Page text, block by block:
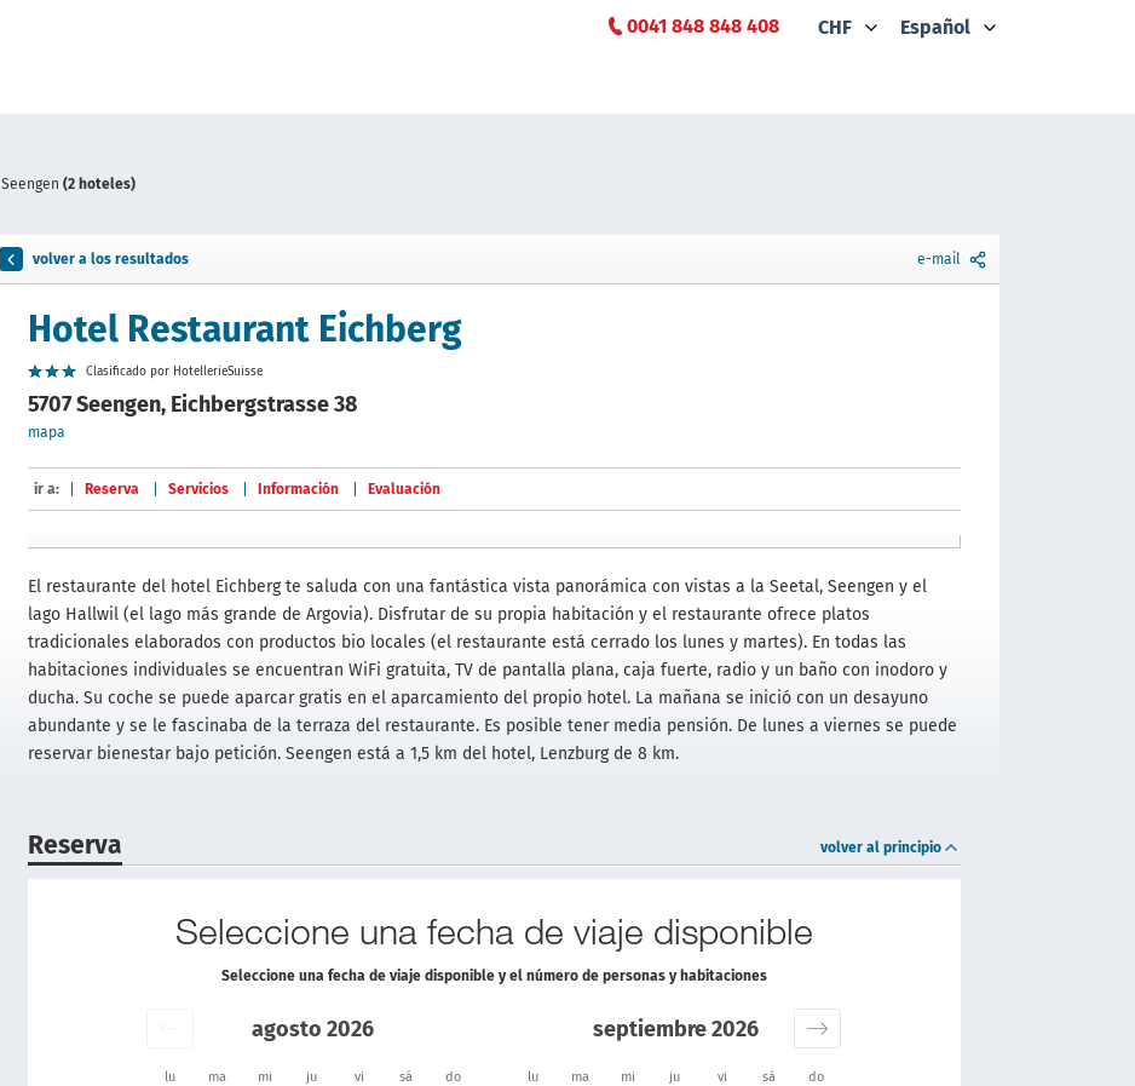
0041 848 848 408 CHF Español
Seengen (2 hoteles)
volver a los resultados e-mail
Hotel Restaurant Eichberg
Clasificado por HotellerieSuisse
5707 Seengen, Eichbergstrasse 38
mapa
ir a: Reserva Servicios Información Evaluación
El restaurante del hotel Eichberg te saluda con una fantástica vista panorámica con vistas a la Seetal, Seengen y el
lago Hallwil (el lago más grande de Argovia). Disfrutar de su propia habitación y el restaurante ofrece platos
tradicionales elaborados con productos bio locales (el restaurante está cerrado los lunes y martes). En todas las
habitaciones individuales se encuentran WiFi gratuita, TV de pantalla plana, caja fuerte, radio y un baño con inodoro y
ducha. Su coche se puede aparcar gratis en el aparcamiento del propio hotel. La mañana se inició con un desayuno
abundante y se le fascinaba de la terraza del restaurante. Es posible tener media pensión. De lunes a viernes se puede
reservar bienestar bajo petición. Seengen está a 1,5 km del hotel, Lenzburg de 8 km.
Reserva volver al principio
Seleccione una fecha de viaje disponible
Seleccione una fecha de viaje disponible y el número de personas y habitaciones
lu ma mi ju vi sá do lu ma mi ju vi sá do
agosto 2026 septiembre 2026